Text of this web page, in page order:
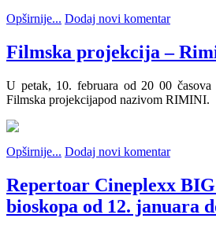
Opširnije... Dodaj novi komentar
Filmska projekcija –
U petak, 10. februara od 20 00
Filmska projekcijapod nazivom RIMINI.
Opširnije... Dodaj novi komentar
Repertoar Cineplexx
bioskopa od 12. januara